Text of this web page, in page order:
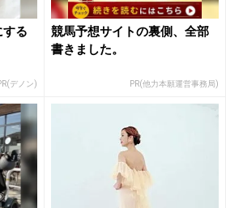
る
デノン)
競馬予想サイトの裏側、全部
書きました。
PR(他力本願運営事務局)